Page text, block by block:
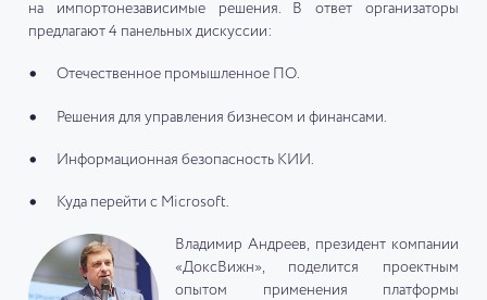
на импортонезависимые решения. В ответ организаторы
предлагают 4 панельных дискуссии:
Отечественное промышленное ПО.
Решения для управления бизнесом и финансами.
Информационная безопасность КИИ.
Куда перейти с Microsoft.
Владимир Андреев, президент компании
«ДоксВижн», поделится проектным
опытом применения платформы